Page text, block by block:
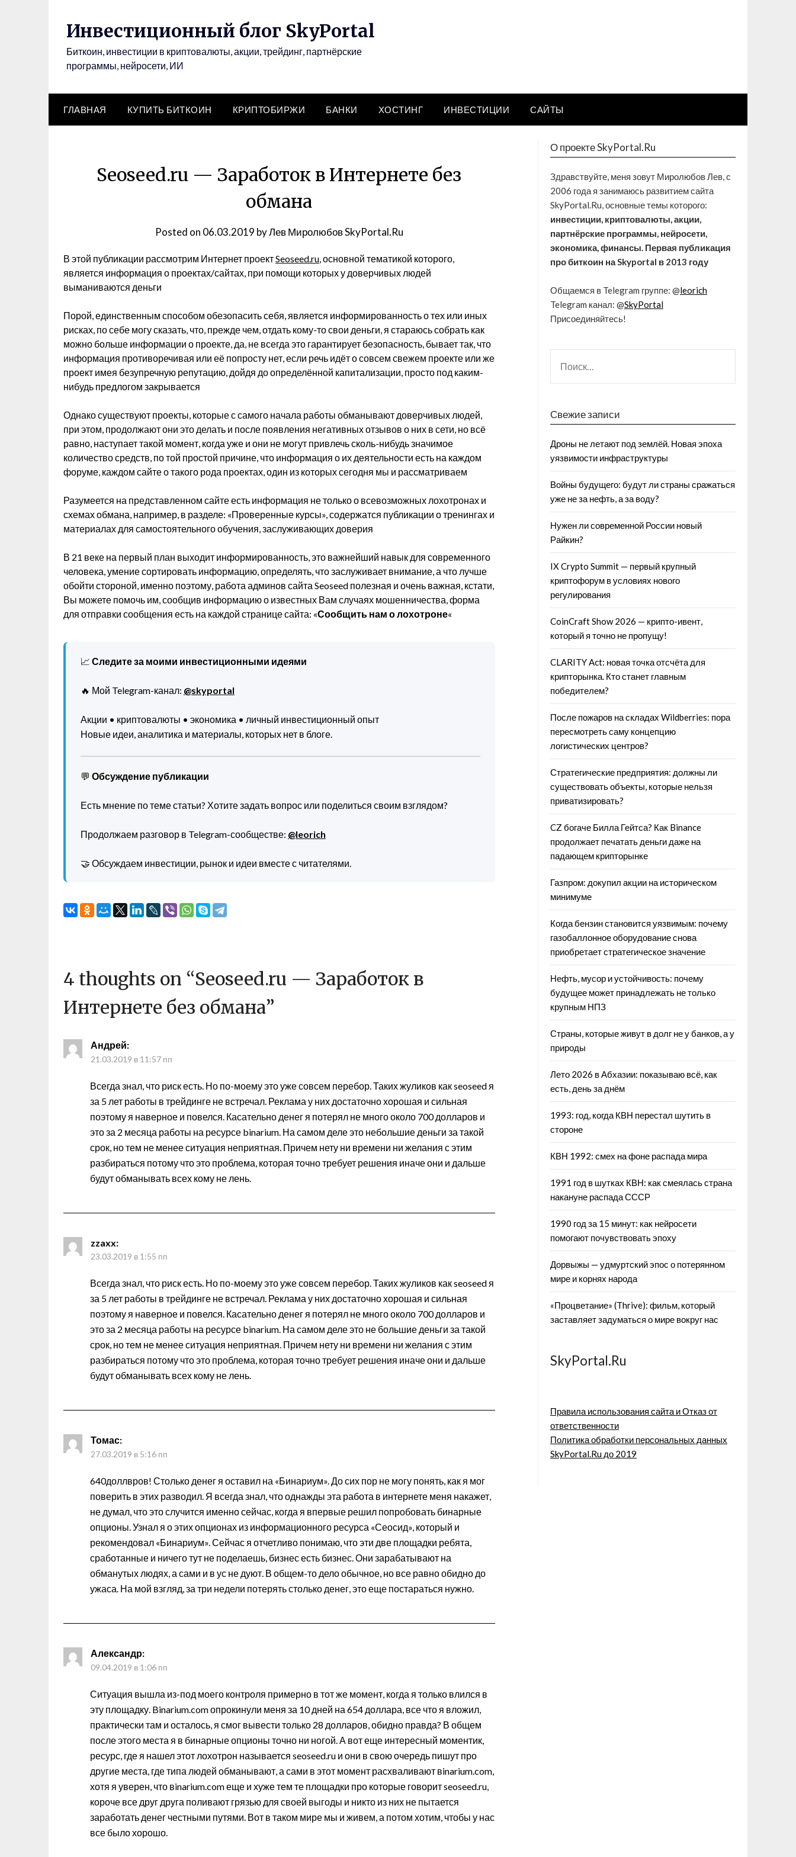
Инвестиционный блог SkyPortal
Биткоин, инвестиции в криптовалюты, акции, трейдинг, партнёрские
программы, нейросети, ИИ
ГЛАВНАЯ КУПИТЬ БИТКОИН КРИПТОБИРЖИ БАНКИ ХОСТИНГ ИНВЕСТИЦИИ САЙТЫ
Seoseed.ru — Заработок в Интернете без
обмана
Posted on 06.03.2019 byЛев Миролюбов SkyPortal.Ru
В этой публикации рассмотрим Интернет проектSeoseed.ru, основной тематикой которого,
является информация о проектах/сайтах, при помощи которых у доверчивых людей
выманиваются деньги
Порой, единственным способом обезопасить себя, является информированность о тех или иных
рисках, по себе могу сказать, что, прежде чем, отдать кому-то свои деньги, я стараюсь собрать как
можно больше информации о проекте, да, не всегда это гарантирует безопасность, бывает так, что
информация противоречивая или её попросту нет, если речь идёт о совсем свежем проекте или же
проект имея безупречную репутацию, дойдя до определённой капитализации, просто под каким-
нибудь предлогом закрывается
Однако существуют проекты, которые с самого начала работы обманывают доверчивых людей,
при этом, продолжают они это делать и после появления негативных отзывов о них в сети, но всё
равно, наступает такой момент, когда уже и они не могут привлечь сколь-нибудь значимое
количество средств, по той простой причине, что информация о их деятельности есть на каждом
форуме, каждом сайте о такого рода проектах, один из которых сегодня мы и рассматриваем
Разумеется на представленном сайте есть информация не только о всевозможных лохотронах и
схемах обмана, например, в разделе: «Проверенные курсы», содержатся публикации о тренингах и
материалах для самостоятельного обучения, заслуживающих доверия
В 21 веке на первый план выходит информированность, это важнейший навык для современного
человека, умение сортировать информацию, определять, что заслуживает внимание, а что лучше
обойти стороной, именно поэтому, работа админов сайта Seoseed полезная и очень важная, кстати,
Вы можете помочь им, сообщив информацию о известных Вам случаях мошенничества, форма
для отправки сообщения есть на каждой странице сайта: «Сообщить нам о лохотроне«
📈 Следите за моими инвестиционными идеями
🔥 Мой Telegram-канал: @skyportal
Акции • криптовалюты • экономика • личный инвестиционный опыт
Новые идеи, аналитика и материалы, которых нет в блоге.
💬 Обсуждение публикации
Есть мнение по теме статьи? Хотите задать вопрос или поделиться своим взглядом?
Продолжаем разговор в Telegram-сообществе: @leorich
🤝 Обсуждаем инвестиции, рынок и идеи вместе с читателями.
4 thoughts on “Seoseed.ru — Заработок в
Интернете без обмана”
Андрей:
21.03.2019 в 11:57 пп
Всегда знал, что риск есть. Но по-моему это уже совсем перебор. Таких жуликов как seoseed я
за 5 лет работы в трейдинге не встречал. Реклама у них достаточно хорошая и сильная
поэтому я наверное и повелся. Касательно денег я потерял не много около 700 долларов и
это за 2 месяца работы на ресурсе binarium. На самом деле это небольшие деньги за такой
срок, но тем не менее ситуация неприятная. Причем нету ни времени ни желания с этим
разбираться потому что это проблема, которая точно требует решения иначе они и дальше
будут обманывать всех кому не лень.
zzaxx:
23.03.2019 в 1:55 пп
Всегда знал, что риск есть. Но по-моему это уже совсем перебор. Таких жуликов как seoseed я
за 5 лет работы в трейдинге не встречал. Реклама у них достаточно хорошая и сильная
поэтому я наверное и повелся. Касательно денег я потерял не много около 700 долларов и
это за 2 месяца работы на ресурсе binarium. На самом деле это не большие деньги за такой
срок, но тем не менее ситуация неприятная. Причем нету ни времени ни желания с этим
разбираться потому что это проблема, которая точно требует решения иначе они и дальше
будут обманывать всех кому не лень.
Томас:
27.03.2019 в 5:16 пп
640доллвров! Столько денег я оставил на «Бинариум». До сих пор не могу понять, как я мог
поверить в этих разводил. Я всегда знал, что однажды эта работа в интернете меня накажет,
не думал, что это случится именно сейчас, когда я впервые решил попробовать бинарные
опционы. Узнал я о этих опционах из информационного ресурса «Сеосид», который и
рекомендовал «Бинариум». Сейчас я отчетливо понимаю, что эти две площадки ребята,
сработанные и ничего тут не поделаешь, бизнес есть бизнес. Они зарабатывают на
обманутых людях, а сами и в ус не дуют. В общем-то дело обычное, но все равно обидно до
ужаса. На мой взгляд, за три недели потерять столько денег, это еще постараться нужно.
Александр:
09.04.2019 в 1:06 пп
Ситуация вышла из-под моего контроля примерно в тот же момент, когда я только влился в
эту площадку. Binarium.com опрокинули меня за 10 дней на 654 доллара, все что я вложил,
практически там и осталось, я смог вывести только 28 долларов, обидно правда? В общем
после этого места я в бинарные опционы точно ни ногой. А вот еще интересный моментик,
ресурс, где я нашел этот лохотрон называется seoseed.ru и они в свою очередь пишут про
другие места, где типа людей обманывают, а сами в этот момент расхваливают вinarium.com,
хотя я уверен, что вinarium.com еще и хуже тем те площадки про которые говорит seoseed.ru,
короче все друг друга поливают грязью для своей выгоды и никто из них не пытается
заработать денег честными путями. Вот в таком мире мы и живем, а потом хотим, чтобы у нас
все было хорошо.
О проекте SkyPortal.Ru
Здравствуйте, меня зовут Миролюбов Лев, с
2006 года я занимаюсь развитием сайта
SkyPortal.Ru, основные темы которого:
инвестиции, криптовалюты, акции,
партнёрские программы, нейросети,
экономика, финансы. Первая публикация
про биткоин на Skyportal в 2013 году
Общаемся в Telegram группе: @leorich
Telegram канал: @SkyPortal
Присоединяйтесь!
Свежие записи
Дроны не летают под землёй. Новая эпоха
уязвимости инфраструктуры
Войны будущего: будут ли страны сражаться
уже не за нефть, а за воду?
Нужен ли современной России новый
Райкин?
IX Crypto Summit — первый крупный
криптофорум в условиях нового
регулирования
CoinCraft Show 2026 — крипто-ивент,
который я точно не пропущу!
CLARITY Act: новая точка отсчёта для
крипторынка. Кто станет главным
победителем?
После пожаров на складах Wildberries: пора
пересмотреть саму концепцию
логистических центров?
Стратегические предприятия: должны ли
существовать объекты, которые нельзя
приватизировать?
CZ богаче Билла Гейтса? Как Binance
продолжает печатать деньги даже на
падающем крипторынке
Газпром: докупил акции на историческом
минимуме
Когда бензин становится уязвимым: почему
газобаллонное оборудование снова
приобретает стратегическое значение
Нефть, мусор и устойчивость: почему
будущее может принадлежать не только
крупным НПЗ
Страны, которые живут в долг не у банков, а у
природы
Лето 2026 в Абхазии: показываю всё, как
есть, день за днём
1993: год, когда КВН перестал шутить в
стороне
КВН 1992: смех на фоне распада мира
1991 год в шутках КВН: как смеялась страна
накануне распада СССР
1990 год за 15 минут: как нейросети
помогают почувствовать эпоху
Дорвыжы — удмуртский эпос о потерянном
мире и корнях народа
«Процветание» (Thrive): фильм, который
заставляет задуматься о мире вокруг нас
SkyPortal.Ru
Правила использования сайта и Отказ от
ответственности
Политика обработки персональных данных
SkyPortal.Ru до 2019